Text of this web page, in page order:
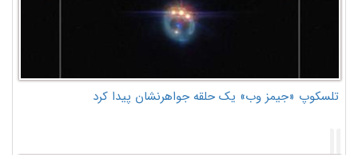
تلسکوپ «جیمز وب» یک حلقه جواهرنشان پیدا کرد